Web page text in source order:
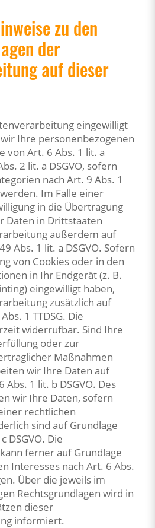
zu den
der
auf dieser
eingewilligt
Ihre personenbezogenen
von Art. 6 Abs. 1 lit. a
2 lit. a DSGVO, sofern
nach Art. 9 Abs. 1
Im Falle einer
in die Übertragung
Daten in Drittstaaten
außerdem auf
Abs. 1 lit. a DSGVO. Sofern
von Cookies oder in den
in Ihr Endgerät (z. B.
eingewilligt haben,
zusätzlich auf
1 TTDSG. Die
widerrufbar. Sind Ihre
oder zur
Maßnahmen
wir Ihre Daten auf
Abs. 1 lit. b DSGVO. Des
wir Ihre Daten, sofern
rechtlichen
sind auf Grundlage
DSGVO. Die
ferner auf Grundlage
Interesses nach Art. 6 Abs.
Über die jeweils im
Rechtsgrundlagen wird in
dieser
informiert.